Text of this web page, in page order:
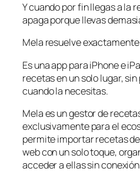
Y cuando por fin llegas a la
apaga porque llevas
Mela resuelve exactamente
Es una app para iPhone e
recetas en un solo lugar,
cuando la necesitas.
Mela es un gestor de
exclusivamente para el
permite importar recetas
web con un solo toque,
acceder a ellas sin